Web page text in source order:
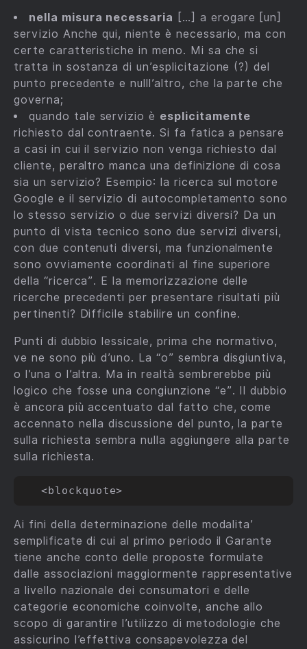
nella misura necessaria
[…] a erogare [un]
servizio Anche qui, niente è necessario, ma con
certe caratteristiche in meno. Mi sa che si
tratta in sostanza di un’esplicitazione (?) del
punto precedente e nulll’altro, che la parte che
governa;
quando tale servizio è esplicitamente
richiesto dal contraente. Si fa fatica a pensare
a casi in cui il servizio non venga richiesto dal
cliente, peraltro manca una definizione di cosa
sia un servizio? Esempio: la ricerca sul motore
Google e il servizio di autocompletamento sono
lo stesso servizio o due servizi diversi? Da un
punto di vista tecnico sono due servizi diversi,
con due contenuti diversi, ma funzionalmente
sono ovviamente coordinati al fine superiore
della “ricerca”. E la memorizzazione delle
ricerche precedenti per presentare risultati più
pertinenti? Difficile stabilire un confine.
Punti di dubbio lessicale, prima che normativo,
ve ne sono più d’uno. La “o” sembra disgiuntiva,
o l’una o l’altra. Ma in realtà sembrerebbe più
logico che fosse una congiunzione “e”. Il dubbio
è ancora più accentuato dal fatto che, come
accennato nella discussione del punto, la parte
sulla richiesta sembra nulla aggiungere alla parte
sulla richiesta.
Ai fini della determinazione delle modalita’
semplificate di cui al primo periodo il Garante
tiene anche conto delle proposte formulate
dalle associazioni maggiormente rappresentative
a livello nazionale dei consumatori e delle
categorie economiche coinvolte, anche allo
scopo di garantire l’utilizzo di metodologie che
assicurino l’effettiva consapevolezza del